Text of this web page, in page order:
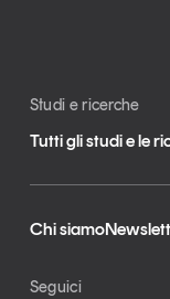
Studi e ricerche
Tutti gli studi e le
Chi siamo
Seguici